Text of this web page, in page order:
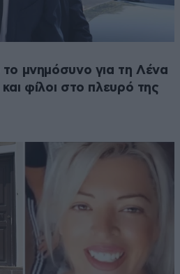
μνημόσυνο για τη Λένα
φίλοι στο πλευρό της